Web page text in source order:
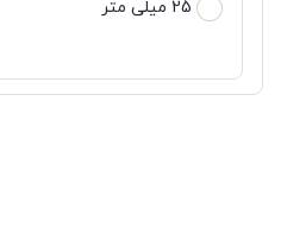
25 میلی متر